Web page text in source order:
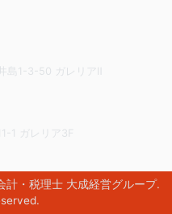
島1-3-50 ガレリアⅡ
1 ガレリア3F
計・税理士 大成経営グループ.